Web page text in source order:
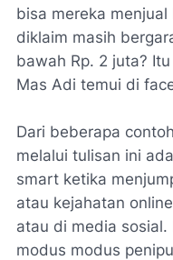
bisa mereka menjual
diklaim masih
bawah Rp. 2 juta?
Mas Adi temui di
Dari beberapa
melalui tulisan ini
smart ketika
atau kejahatan
atau di media sosial.
modus modus